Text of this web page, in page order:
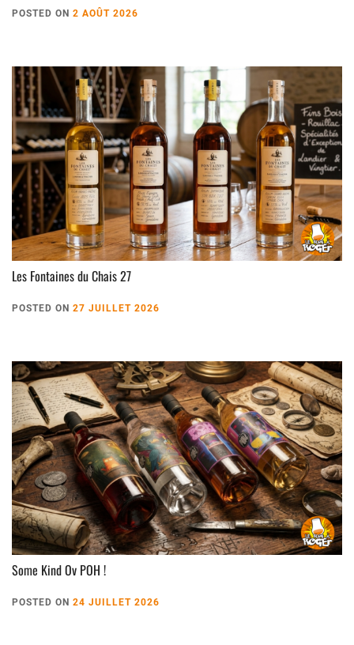
POSTED ON 2 AOÛT 2026
Les Fontaines du Chais 27
POSTED ON 27 JUILLET 2026
Some Kind Ov POH !
POSTED ON 24 JUILLET 2026